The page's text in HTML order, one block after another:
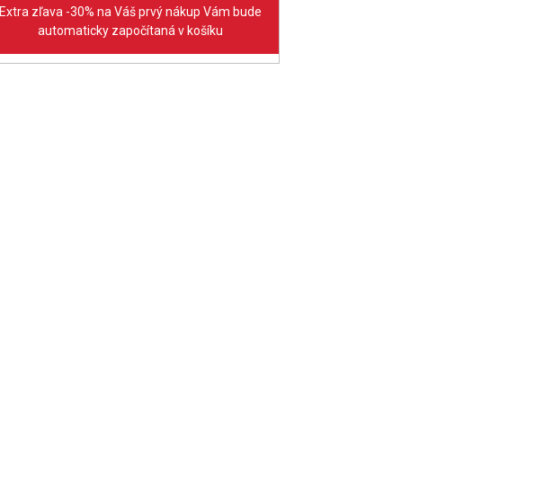
Extra zľava -30% na Váš prvý nákup Vám bude
automaticky započítaná v košíku